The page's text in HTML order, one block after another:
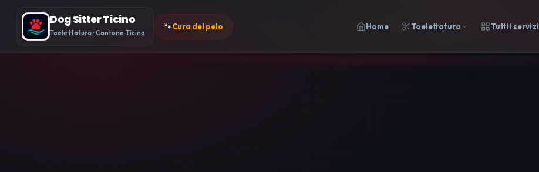
Dog Sitter Ticino
Toelettatura · Cantone Ticino
🐾Cura del pelo Home Toelettatura Tutti i servizi